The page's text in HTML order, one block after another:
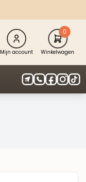
Mijn account
0
Winkelwagen